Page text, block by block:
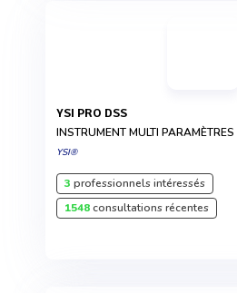
YSI PRO DSS
INSTRUMENT MULTI
YSI®
3 professionnels intéressés
1548consultations récentes